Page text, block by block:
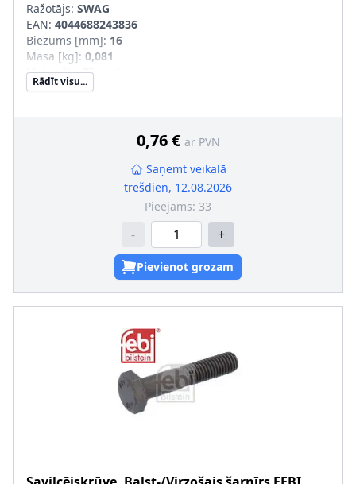
Ražotājs: SWAG
EAN: 4044688243836
Biezums [mm]: 16
Masa [kg]: 0,081
Materiāls:Tērauds
Uzgriežņu atslēgas izmērs
Iekšējās vītnes izmērs: M12 x 1,75
Rādīt visu...
0,76 € ar PVN
Saņemt veikalā
trešdien, 12.08.2026
Pieejams: 33
- +
Pievienot grozam